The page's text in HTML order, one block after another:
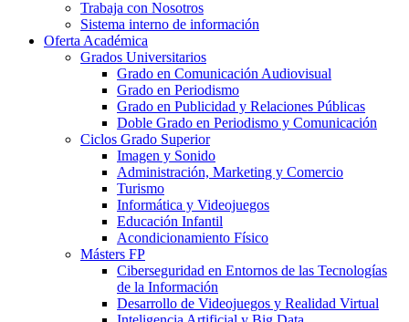
Trabaja con Nosotros
Sistema interno de información
Oferta Académica
Grados Universitarios
Grado en Comunicación Audiovisual
Grado en Periodismo
Grado en Publicidad y Relaciones Públicas
Doble Grado en Periodismo y Comunicación
Ciclos Grado Superior
Imagen y Sonido
Administración, Marketing y Comercio
Turismo
Informática y Videojuegos
Educación Infantil
Acondicionamiento Físico
Másters FP
Ciberseguridad en Entornos de las Tecnologías
de la Información
Desarrollo de Videojuegos y Realidad Virtual